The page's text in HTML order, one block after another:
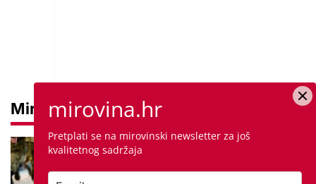
Mirovine
Mirovine branitelja: Dijele se u
mirovina.hr
Pretplati se na mirovinski newsletter za još
kvalitetnog sadržaja